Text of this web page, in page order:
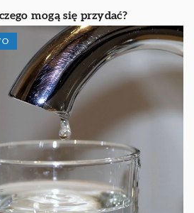
mogą się przydać?